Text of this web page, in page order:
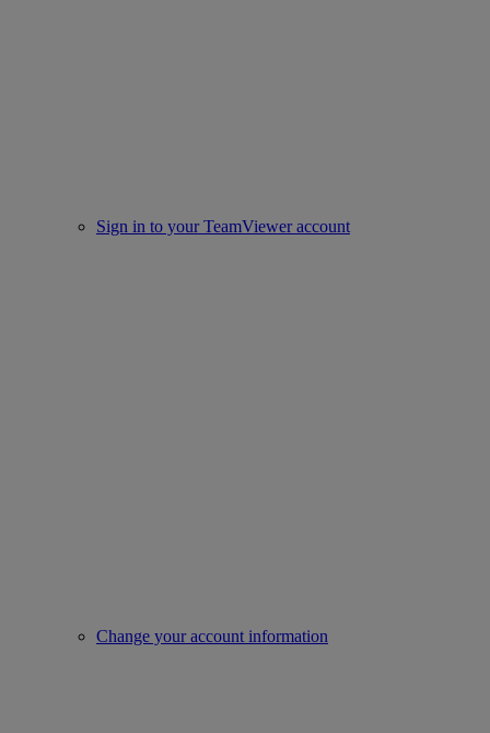
Sign in to your TeamViewer account
Change your account information